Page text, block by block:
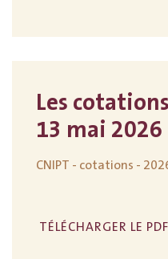
Les
13 mai 2026
CNIPT - cotations -
TÉLÉCHARGER LE PDF